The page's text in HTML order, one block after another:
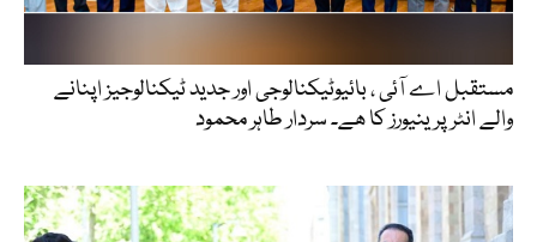
مستقبل اے آئی ، بائیوٹیکنالوجی اور جدید ٹیکنالوجیز اپنانے
والے انٹرپرینیورز کا ھے۔ سردار طاہر محمود